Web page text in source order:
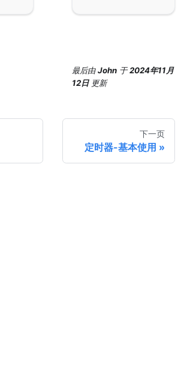
最后由John 于2024年11月
12日 更新
下一页
定时器-基本使用